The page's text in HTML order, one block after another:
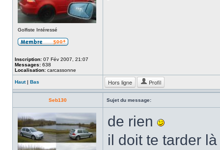
Golfiste Intéressé
Inscription: 07 Fév 2007, 21:07
Messages: 638
Localisation: carcassonne
Haut| Bas Hors ligne Profil
Seb130 Sujet du message:
de rien
il doit te tarder